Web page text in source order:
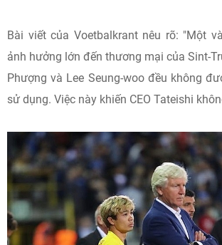
Bài viết của Voetbalkrant nêu rõ: "Một
ảnh hưởng lớn đến thương mại của Sint-
Phượng và Lee Seung-woo đều không
sử dụng. Việc này khiến CEO Tateishi